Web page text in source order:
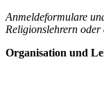
Anmeldeformulare
Religionslehrern
Organisation und